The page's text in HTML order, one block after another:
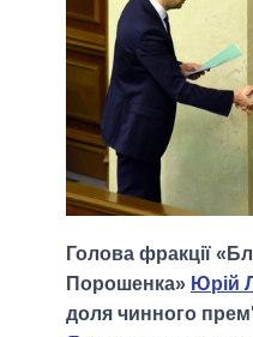
Голова фракції
Порошенка» Юрій
доля чинного